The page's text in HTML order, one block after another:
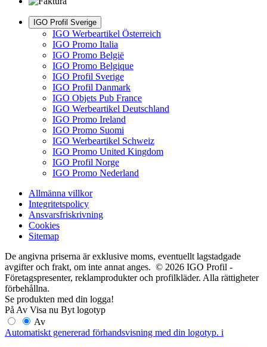
IGO Profil Sverige
IGO Werbeartikel Österreich
IGO Promo Italia
IGO Promo België
IGO Promo Belgique
IGO Profil Sverige
IGO Profil Danmark
IGO Objets Pub France
IGO Werbeartikel Deutschland
IGO Promo Ireland
IGO Promo Suomi
IGO Werbeartikel Schweiz
IGO Promo United Kingdom
IGO Profil Norge
IGO Promo Nederland
Allmänna villkor
Integritetspolicy
Ansvarsfriskrivning
Cookies
Sitemap
De angivna priserna är exklusive moms, eventuellt lagstadgade
avgifter och frakt, om inte annat anges. © 2026 IGO Profil -
Företagspresenter, reklamprodukter och profilkläder. Alla rättigheter
förbehållna.
Se produkten med din logga!
PåAv Visa nu Byt logotyp
Av
Automatiskt genererad förhandsvisning med din logotyp. i